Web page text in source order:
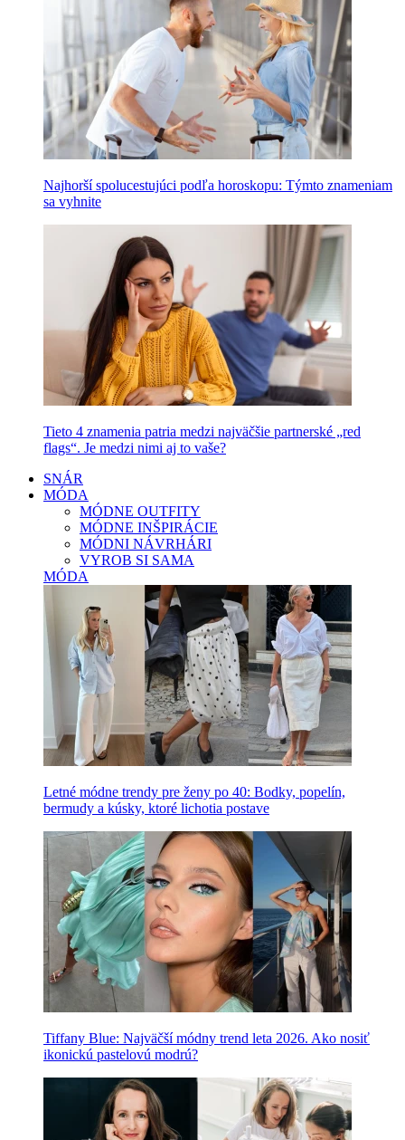
Najhorší spolucestujúci podľa horoskopu: Týmto znameniam
sa vyhnite
Tieto 4 znamenia patria medzi najväčšie partnerské „red
flags“. Je medzi nimi aj to vaše?
SNÁR
MÓDA
MÓDNE OUTFITY
MÓDNE INŠPIRÁCIE
MÓDNI NÁVRHÁRI
VYROB SI SAMA
MÓDA
Letné módne trendy pre ženy po 40: Bodky, popelín,
bermudy a kúsky, ktoré lichotia postave
Tiffany Blue: Najväčší módny trend leta 2026. Ako nosiť
ikonickú pastelovú modrú?